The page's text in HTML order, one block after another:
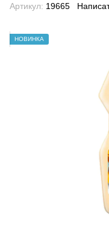
Артикул: 19665
НОВИНКА